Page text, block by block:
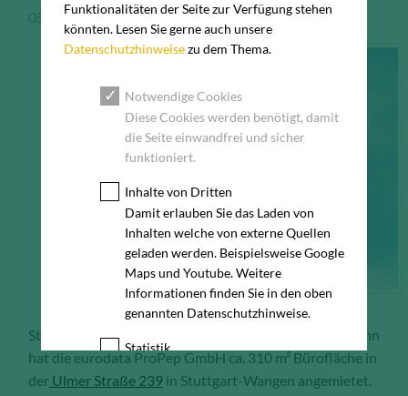
05.09.2017 Pressemeldung
Stuttgart, 05.09.2017 – Auf Vermittlung von Angermann
hat die eurodata ProPep GmbH ca. 310 m² Bürofläche in
der Ulmer Straße 239 in Stuttgart-Wangen angemietet.
Funktionalitäten der Seite zur Verfügung stehen
könnten. Lesen Sie gerne auch unsere
Datenschutzhinweisezu dem Thema.
Notwendige Cookies
Diese Cookies werden benötigt, damit
die Seite einwandfrei und sicher
funktioniert.
Inhalte von Dritten
Damit erlauben Sie das Laden von
Inhalten welche von externe Quellen
geladen werden. Beispielsweise Google
Maps und Youtube. Weitere
Informationen finden Sie in den oben
genannten Datenschutzhinweise.
Statistik
Diese Cookies erfassen anonyme
Statistik-Daten, wie zum Beispiel die